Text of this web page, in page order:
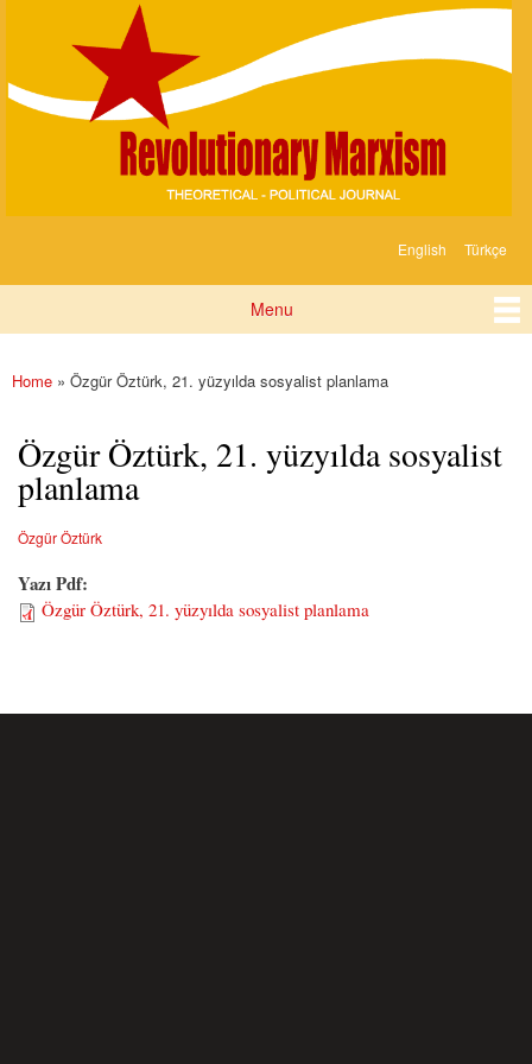
content
Marksizm
English Türkçe
Menu
You are here
Home » Özgür Öztürk, 21. yüzyılda sosyalist planlama
Özgür Öztürk, 21. yüzyılda sosyalist
planlama
Özgür Öztürk
Yazı Pdf:
Özgür Öztürk, 21. yüzyılda sosyalist planlama